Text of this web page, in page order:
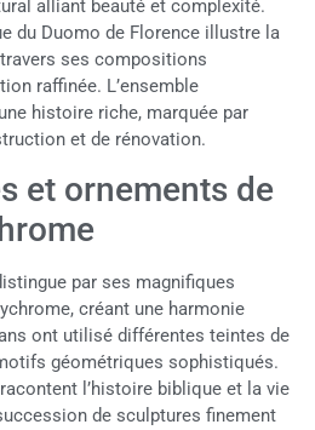
alliant beauté et complexité.
du Duomo de Florence illustre la
ses compositions
raffinée. L’ensemble
histoire riche, marquée par
et de rénovation.
et ornements de
par ses magnifiques
créant une harmonie
ont utilisé différentes teintes de
géométriques sophistiqués.
l’histoire biblique et la vie
de sculptures finement